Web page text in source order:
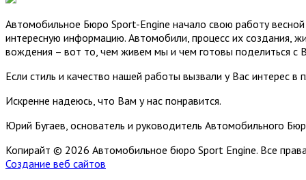
Автомобильное Бюро Sport-Engine начало свою работу
интересную информацию. Автомобили, процесс их создания,
вождения – вот то, чем живем мы и чем готовы поделиться с
Если стиль и качество нашей работы вызвали у Вас интерес в
Искренне надеюсь, что Вам у нас понравится.
Юрий Бугаев, основатель и руководитель Автомобильного
Копирайт © 2026 Автомобильное бюро Sport Engine. Все
Создание веб сайтов